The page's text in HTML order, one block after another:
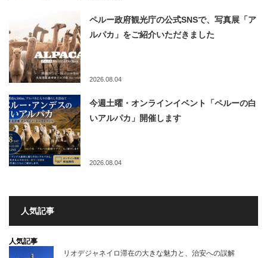
ペルー政府観光庁の公式SNSで、写真展「ア
ルパカ」をご紹介いただきました
2026.08.04
今週土曜・オンラインイベント「ペルーの白
いアルパカ」開催します
2026.08.04
人気記事
人気記事
リオデジャネイロ滞在の大きな魅力と、治安への誤解